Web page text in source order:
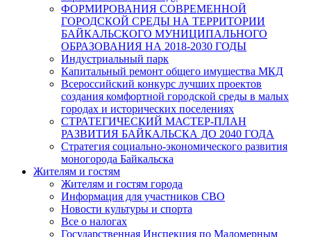
ФОРМИРОВАНИЯ СОВРЕМЕННОЙ
ГОРОДСКОЙ СРЕДЫ НА ТЕРРИТОРИИ
БАЙКАЛЬСКОГО МУНИЦИПАЛЬНОГО
ОБРАЗОВАНИЯ НА 2018-2030 ГОДЫ
Индустриальный парк
Капитальный ремонт общего имущества МКД
Всероссийский конкурс лучших проектов
создания комфортной городской среды в малых
городах и исторических поселениях
СТРАТЕГИЧЕСКИЙ МАСТЕР-ПЛАН
РАЗВИТИЯ БАЙКАЛЬСКА ДО 2040 ГОДА
Стратегия социально-экономического развития
моногорода Байкальска
Жителям и гостям
Жителям и гостям города
Информация для участников СВО
Новости культуры и спорта
Все о налогах
Государственная Инспекция по Маломерным